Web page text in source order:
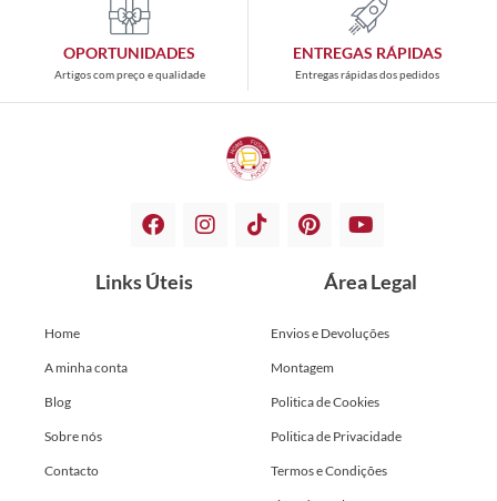
OPORTUNIDADES
Artigos com preço e qualidade
ENTREGAS RÁPIDAS
Entregas rápidas dos pedidos
Links Úteis
Home
A minha conta
Blog
Sobre nós
Contacto
Área Legal
Envios e Devoluções
Montagem
Politica de Cookies
Politica de Privacidade
Termos e Condições